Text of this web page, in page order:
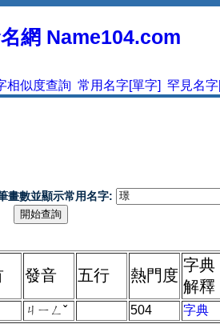
網 Name104.com
相似度查詢 常用名字[單字] 罕見名
畫數並顯示常用名字:
發音 五行 熱門度
字典
解釋
ㄐㄧㄥˇ 504 字典